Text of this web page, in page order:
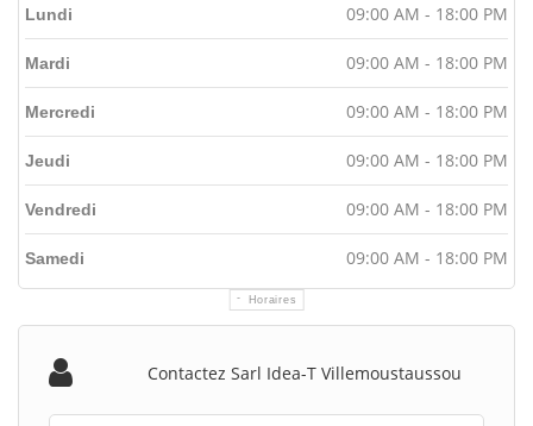
Horaires
Lundi 09:00 AM - 18:00 PM
Mardi 09:00 AM - 18:00 PM
Mercredi 09:00 AM - 18:00 PM
Jeudi 09:00 AM - 18:00 PM
Vendredi 09:00 AM - 18:00 PM
Samedi 09:00 AM - 18:00 PM
Contactez Sarl Idea-T Villemoustaussou